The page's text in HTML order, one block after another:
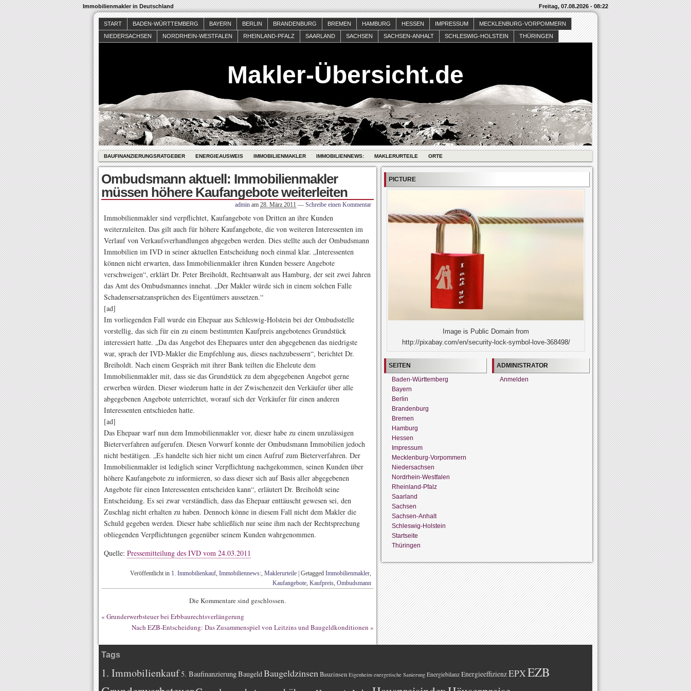
Immobilienmakler in Deutschland Freitag, 07.08.2026 - 08:22
START BADEN-WÜRTTEMBERG BAYERN BERLIN BRANDENBURG BREMEN HAMBURG HESSEN IMPRESSUM
MECKLENBURG-VORPOMMERN
NIEDERSACHSEN
NORDRHEIN-WESTFALEN RHEINLAND-PFALZ SAARLAND SACHSEN SACHSEN-ANHALT SCHLESWIG-HOLSTEIN THÜRINGEN
Makler-Übersicht.de
BAUFINANZIERUNGSRATGEBER ENERGIEAUSWEIS IMMOBILIENMAKLER IMMOBILIENNEWS: MAKLERURTEILE ORTE
Ombudsmann aktuell: Immobilienmakler
müssen höhere Kaufangebote weiterleiten
admin am 28. März 2011 — Schreibe einen Kommentar
Immobilienmakler sind verpflichtet, Kaufangebote von Dritten an ihre Kunden
weiterzuleiten. Das gilt auch für höhere Kaufangebote, die von weiteren Interessenten im
Verlauf von Verkaufsverhandlungen abgegeben werden. Dies stellte auch der Ombudsmann
Immobilien im IVD in seiner aktuellen Entscheidung noch einmal klar. „Interessenten
können nicht erwarten, dass Immobilienmakler ihren Kunden bessere Angebote
verschweigen“, erklärt Dr. Peter Breiholdt, Rechtsanwalt aus Hamburg, der seit zwei Jahren
das Amt des Ombudsmannes innehat. „Der Makler würde sich in einem solchen Falle
Schadensersatzansprüchen des Eigentümers aussetzen.“
[ad]
Im vorliegenden Fall wurde ein Ehepaar aus Schleswig-Holstein bei der Ombudsstelle
vorstellig, das sich für ein zu einem bestimmten Kaufpreis angebotenes Grundstück
interessiert hatte. „Da das Angebot des Ehepaares unter den abgegebenen das niedrigste
war, sprach der IVD-Makler die Empfehlung aus, dieses nachzubessern“, berichtet Dr.
Breiholdt. Nach einem Gespräch mit ihrer Bank teilten die Eheleute dem
Immobilienmakler mit, dass sie das Grundstück zu dem abgegebenen Angebot gerne
erwerben würden. Dieser wiederum hatte in der Zwischenzeit den Verkäufer über alle
abgegebenen Angebote unterrichtet, worauf sich der Verkäufer für einen anderen
Interessenten entschieden hatte.
[ad]
Das Ehepaar warf nun dem Immobilienmakler vor, dieser habe zu einem unzulässigen
Bieterverfahren aufgerufen. Diesen Vorwurf konnte der Ombudsmann Immobilien jedoch
nicht bestätigen. „Es handelte sich hier nicht um einen Aufruf zum Bieterverfahren. Der
Immobilienmakler ist lediglich seiner Verpflichtung nachgekommen, seinen Kunden über
höhere Kaufangebote zu informieren, so dass dieser sich auf Basis aller abgegebenen
Angebote für einen Interessenten entscheiden kann“, erläutert Dr. Breiholdt seine
Entscheidung. Es sei zwar verständlich, dass das Ehepaar enttäuscht gewesen sei, den
Zuschlag nicht erhalten zu haben. Dennoch könne in diesem Fall nicht dem Makler die
Schuld gegeben werden. Dieser habe schließlich nur seine ihm nach der Rechtsprechung
obliegenden Verpflichtungen gegenüber seinem Kunden wahrgenommen.
Quelle: Pressemitteilung des IVD vom 24.03.2011
Veröffentlicht in 1. Immobilienkauf, Immobiliennews:, Maklerurteile Getagged Immobilienmakler,
Kaufangebote, Kaufpreis, Ombudsmann
Die Kommentare sind geschlossen.
« Grunderwerbsteuer bei Erbbaurechtsverlängerung
Nach EZB-Entscheidung: Das Zusammenspiel von Leitzins und Baugeldkonditionen »
PICTURE
Image is Public Domain from
http://pixabay.com/en/security-lock-symbol-love-368498/
SEITEN
Baden-Württemberg
Bayern
Berlin
Brandenburg
Bremen
Hamburg
Hessen
Impressum
Mecklenburg-Vorpommern
Niedersachsen
Nordrhein-Westfalen
Rheinland-Pfalz
Saarland
Sachsen
Sachsen-Anhalt
Schleswig-Holstein
Startseite
Thüringen
ADMINISTRATOR
Anmelden
Tags
1. Immobilienkauf5. BaufinanzierungBaugeldBaugeldzinsenBauzinsen Eigenheim energetische Sanierung Energiebilanz EnergieeffizienzEPXEZB